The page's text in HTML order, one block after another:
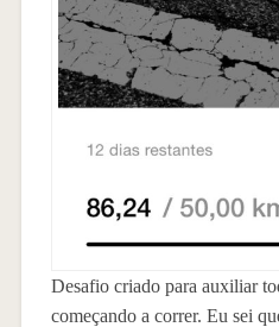
Desafio criado para auxiliar
começando a correr. Eu sei